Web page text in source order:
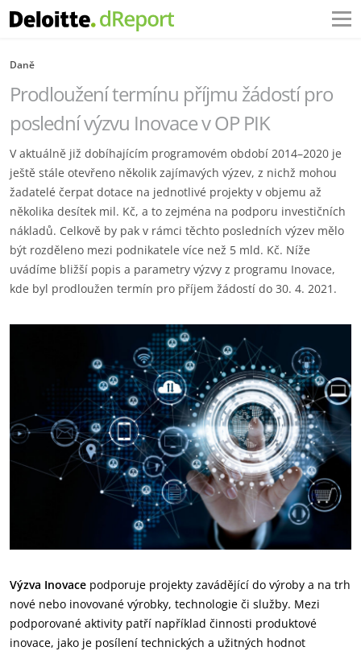
Daně
Prodloužení termínu příjmu žádostí pro
poslední výzvu Inovace v OP PIK
V aktuálně již dobíhajícím programovém období 2014–2020 je
ještě stále otevřeno několik zajímavých výzev, z nichž mohou
žadatelé čerpat dotace na jednotlivé projekty v objemu až
několika desítek mil. Kč, a to zejména na podporu investičních
nákladů. Celkově by pak v rámci těchto posledních výzev mělo
být rozděleno mezi podnikatele více než 5 mld. Kč. Níže
uvádíme bližší popis a parametry výzvy z programu Inovace,
kde byl prodloužen termín pro příjem žádostí do 30. 4. 2021.
Výzva Inovace podporuje projekty zavádějící do výroby a na trh
nové nebo inovované výrobky, technologie či služby. Mezi
podporované aktivity patří například činnosti produktové
inovace, jako je posílení technických a užitných hodnot